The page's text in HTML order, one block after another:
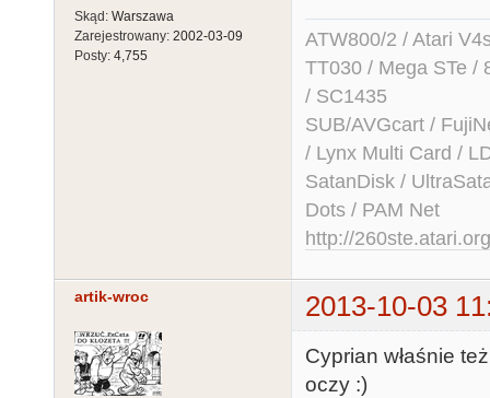
Skąd: Warszawa
Zarejestrowany: 2002-03-09
Posty: 4,755
ATW800/2 / Atari
TT030 / Mega STe /
/ SC1435
SUB/AVGcart /
/ Lynx Multi Card /
SatanDisk /
Dots / PAM Net
http://260ste.atari.org
artik-wroc 2013-10-03
Cyprian właśnie
oczy :)